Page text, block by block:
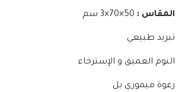
المقاس :
تبريد طبيعي
النوم العميق و الإسترخاء
رغوة ميموري بل